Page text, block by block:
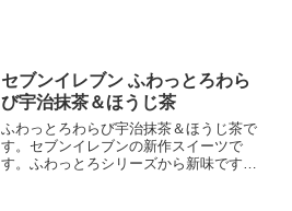
セブンイレブン ふわっとろわら
び宇治抹茶＆ほうじ茶
ふわっとろわらび宇治抹茶＆ほうじ茶で
す。セブンイレブンの新作スイーツで
す。ふわっとろシリーズから新味です